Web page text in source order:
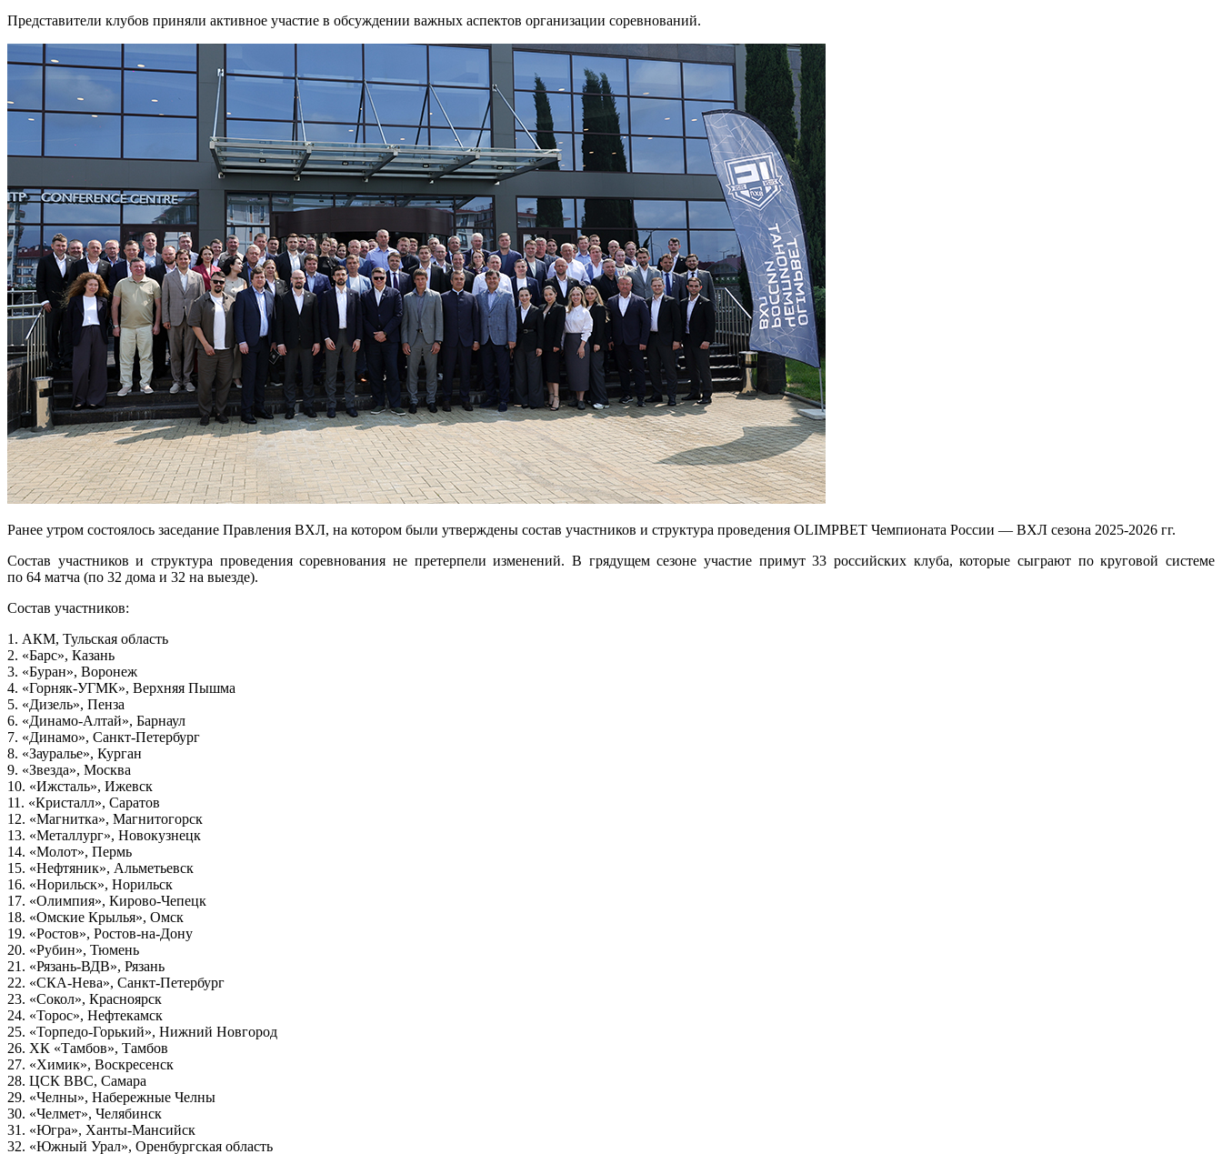
Представители клубов приняли активное участие в обсуждении важных аспектов организации соревнований.
Ранее утром состоялось заседание Правления ВХЛ, на котором были утверждены состав участников и структура проведения OLIMPBET Чемпионата России — ВХЛ сезона 2025-2026 гг.
Состав участников и структура проведения соревнования не претерпели изменений. В грядущем сезоне участие примут 33 российских клуба, которые сыграют по круговой системе
по 64 матча (по 32 дома и 32 на выезде).
Состав участников:
1. АКМ, Тульская область
2. «Барс», Казань
3. «Буран», Воронеж
4. «Горняк-УГМК», Верхняя Пышма
5. «Дизель», Пенза
6. «Динамо-Алтай», Барнаул
7. «Динамо», Санкт-Петербург
8. «Зауралье», Курган
9. «Звезда», Москва
10. «Ижсталь», Ижевск
11. «Кристалл», Саратов
12. «Магнитка», Магнитогорск
13. «Металлург», Новокузнецк
14. «Молот», Пермь
15. «Нефтяник», Альметьевск
16. «Норильск», Норильск
17. «Олимпия», Кирово-Чепецк
18. «Омские Крылья», Омск
19. «Ростов», Ростов-на-Дону
20. «Рубин», Тюмень
21. «Рязань-ВДВ», Рязань
22. «СКА-Нева», Санкт-Петербург
23. «Сокол», Красноярск
24. «Торос», Нефтекамск
25. «Торпедо-Горький», Нижний Новгород
26. ХК «Тамбов», Тамбов
27. «Химик», Воскресенск
28. ЦСК ВВС, Самара
29. «Челны», Набережные Челны
30. «Челмет», Челябинск
31. «Югра», Ханты-Мансийск
32. «Южный Урал», Оренбургская область